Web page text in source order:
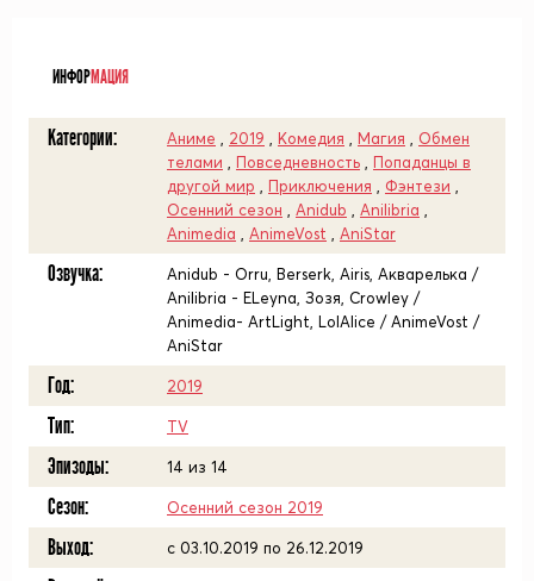
ИНФОРМАЦИЯ
Категории: Аниме 2019 Комедия Магия
Обмен
телами
Повседневность
Попаданцы в
другой мир
Приключения Фэнтези
Осенний сезон
Anidub Anilibria
Animedia
AnimeVost AniStar
Озвучка:
Anidub - Orru, Berserk, Airis, Акварелька /
Anilibria - ELeyna, Зозя, Crowley /
Animedia- ArtLight, LolAlice / AnimeVost /
AniStar
Год: 2019
Тип: TV
Эпизоды: 14 из 14
Сезон: Осенний сезон 2019
Выход: c 03.10.2019 по 26.12.2019